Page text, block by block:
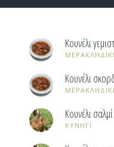
Κουνέλι
Κουνέλι
Κουνέλι σαλμί
ΚΥΝΗΓΙ